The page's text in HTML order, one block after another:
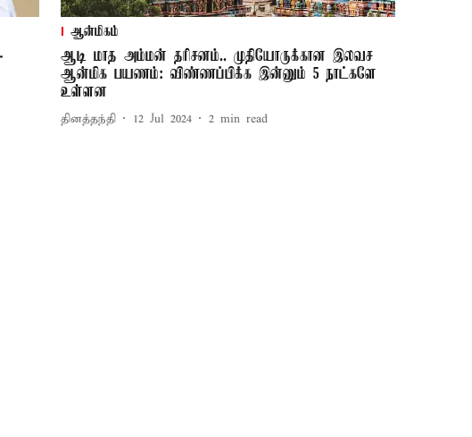
ஆன்மிகம்
ஆடி மாத அம்மன் தரிசனம்.. முதியோருக்கான இலவச
ஆன்மிக பயணம்: விண்ணப்பிக்க இன்னும் 5 நாட்களே
உள்ளன
தினத்தந்தி 12 Jul 2024 2 min read